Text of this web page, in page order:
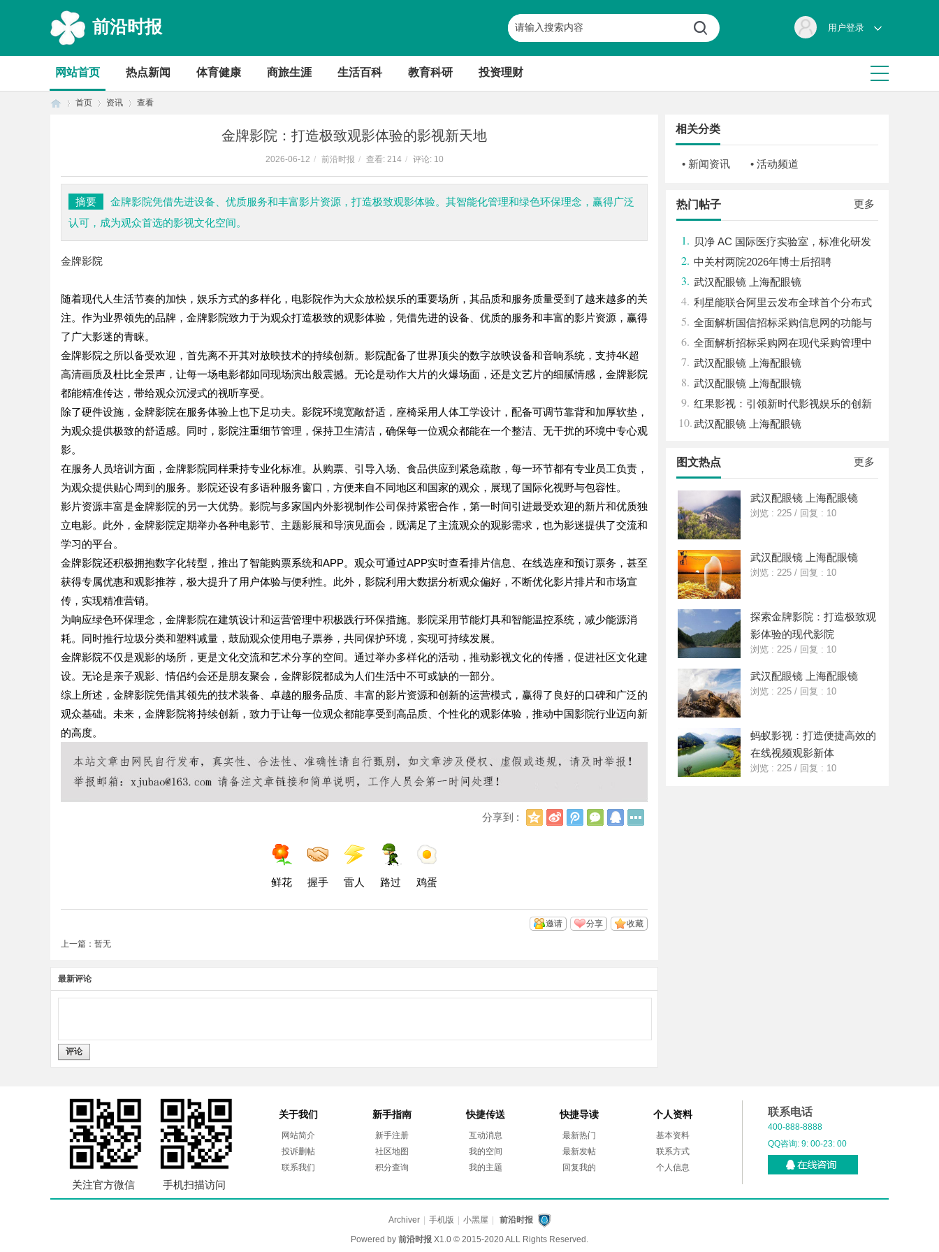
前沿时报 用户登录
网站首页 热点新闻 体育健康 商旅生涯 生活百科 教育科研 投资理财
首页 资讯 查看
金牌影院：打造极致观影体验的影视新天地
2026-06-12 / 前沿时报 / 查看: 214 / 评论: 10
摘要
金牌影院凭借先进设备、优质服务和丰富影片资源，打造极致观影体验。其智能化管理和绿色环保理念，赢得广泛
认可，成为观众首选的影视文化空间。
金牌影院
随着现代人生活节奏的加快，娱乐方式的多样化，电影院作为大众放松娱乐的重要场所，其品质和服务质量受到了越来越多的关
注。作为业界领先的品牌，金牌影院致力于为观众打造极致的观影体验，凭借先进的设备、优质的服务和丰富的影片资源，赢得
了广大影迷的青睐。
金牌影院之所以备受欢迎，首先离不开其对放映技术的持续创新。影院配备了世界顶尖的数字放映设备和音响系统，支持4K超
高清画质及杜比全景声，让每一场电影都如同现场演出般震撼。无论是动作大片的火爆场面，还是文艺片的细腻情感，金牌影院
都能精准传达，带给观众沉浸式的视听享受。
除了硬件设施，金牌影院在服务体验上也下足功夫。影院环境宽敞舒适，座椅采用人体工学设计，配备可调节靠背和加厚软垫，
为观众提供极致的舒适感。同时，影院注重细节管理，保持卫生清洁，确保每一位观众都能在一个整洁、无干扰的环境中专心观
影。
在服务人员培训方面，金牌影院同样秉持专业化标准。从购票、引导入场、食品供应到紧急疏散，每一环节都有专业员工负责，
为观众提供贴心周到的服务。影院还设有多语种服务窗口，方便来自不同地区和国家的观众，展现了国际化视野与包容性。
影片资源丰富是金牌影院的另一大优势。影院与多家国内外影视制作公司保持紧密合作，第一时间引进最受欢迎的新片和优质独
立电影。此外，金牌影院定期举办各种电影节、主题影展和导演见面会，既满足了主流观众的观影需求，也为影迷提供了交流和
学习的平台。
金牌影院还积极拥抱数字化转型，推出了智能购票系统和APP。观众可通过APP实时查看排片信息、在线选座和预订票务，甚至
获得专属优惠和观影推荐，极大提升了用户体验与便利性。此外，影院利用大数据分析观众偏好，不断优化影片排片和市场宣
传，实现精准营销。
为响应绿色环保理念，金牌影院在建筑设计和运营管理中积极践行环保措施。影院采用节能灯具和智能温控系统，减少能源消
耗。同时推行垃圾分类和塑料减量，鼓励观众使用电子票券，共同保护环境，实现可持续发展。
金牌影院不仅是观影的场所，更是文化交流和艺术分享的空间。通过举办多样化的活动，推动影视文化的传播，促进社区文化建
设。无论是亲子观影、情侣约会还是朋友聚会，金牌影院都成为人们生活中不可或缺的一部分。
综上所述，金牌影院凭借其领先的技术装备、卓越的服务品质、丰富的影片资源和创新的运营模式，赢得了良好的口碑和广泛的
观众基础。未来，金牌影院将持续创新，致力于让每一位观众都能享受到高品质、个性化的观影体验，推动中国影院行业迈向新
的高度。
分享到 :
Q
新
浪
腾
讯
微
信
Q
鲜花 握手 雷人 路过 鸡蛋
收藏
分享
邀请
上一篇：暂无
最新评论
评论
相关分类
• 新闻资讯 • 活动频道
更多
热门帖子
1. 贝净 AC 国际医疗实验室，标准化研发
体系全解析
2. 中关村两院2026年博士后招聘
3. 武汉配眼镜 上海配眼镜
4. 利星能联合阿里云发布全球首个分布式
算电协同解决方案
5. 全面解析国信招标采购信息网的功能与
优势
6. 全面解析招标采购网在现代采购管理中
的重要作用与应用
7. 武汉配眼镜 上海配眼镜
8. 武汉配眼镜 上海配眼镜
9. 红果影视：引领新时代影视娱乐的创新
与变革
10.武汉配眼镜 上海配眼镜
更多
图文热点
武汉配眼镜 上海配眼镜
浏览 : 225 / 回复 : 10
武汉配眼镜 上海配眼镜
浏览 : 225 / 回复 : 10
探索金牌影院：打造极致观
影体验的现代影院
浏览 : 225 / 回复 : 10
武汉配眼镜 上海配眼镜
浏览 : 225 / 回复 : 10
蚂蚁影视：打造便捷高效的
在线视频观影新体
浏览 : 225 / 回复 : 10
关注官方微信 手机扫描访问
关于我们
网站简介
投诉删帖
联系我们
新手指南
新手注册
社区地图
积分查询
快捷传送
互动消息
我的空间
我的主题
快捷导读
最新热门
最新发帖
回复我的
个人资料
基本资料
联系方式
个人信息
联系电话
400-888-8888
QQ咨询: 9: 00-23: 00
Archiver 手机版 小黑屋
前沿时报
Powered by 前沿时报 X1.0 © 2015-2020 ALL Rights Reserved.